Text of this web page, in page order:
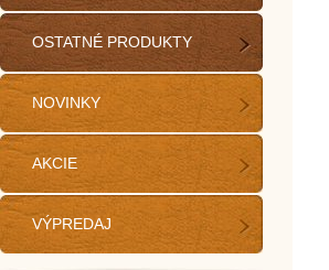
OSTATNÉ PRODUKTY
NOVINKY
AKCIE
VÝPREDAJ